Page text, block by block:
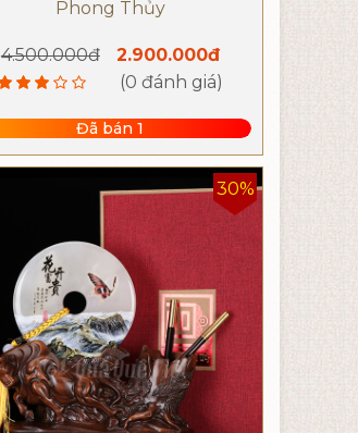
Phong Thủy
4.500.000đ
2.900.000đ
(0 đánh giá)
Đã bán 1
30%